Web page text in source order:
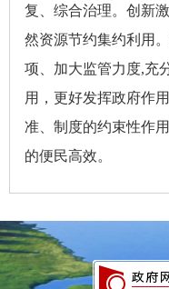
复、综合治理。创新
然资源节约集约利用
项、加大监管力度,充
用，更好发挥政府作
准、制度的约束性作
的便民高效。